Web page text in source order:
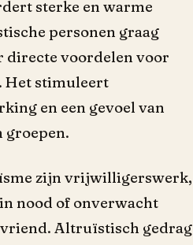
sterke en warme
personen graag
directe voordelen voor
Het stimuleert
en een gevoel van
groepen.
zijn vrijwilligerswerk,
nood of onverwacht
Altruïstisch gedrag